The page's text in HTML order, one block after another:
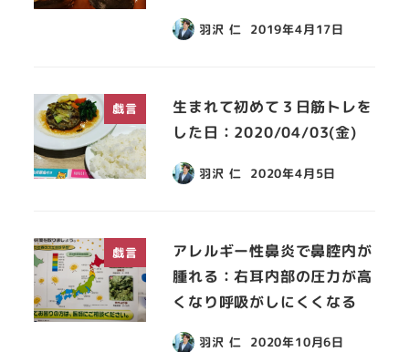
羽沢 仁 2019年4月17日
戯言
生まれて初めて３日筋トレを
した日：2020/04/03(金)
羽沢 仁 2020年4月5日
戯言
アレルギー性鼻炎で鼻腔内が
腫れる：右耳内部の圧力が高
くなり呼吸がしにくくなる
羽沢 仁 2020年10月6日